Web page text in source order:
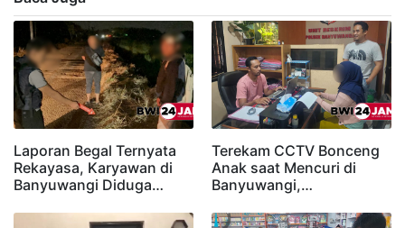
Laporan Begal Ternyata
Rekayasa, Karyawan di
Banyuwangi Diduga…
Terekam CCTV Bonceng
Anak saat Mencuri di
Banyuwangi,…